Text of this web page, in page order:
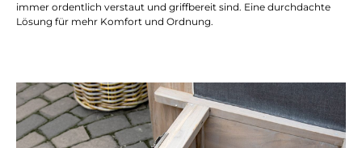
immer ordentlich verstaut und griffbereit sind. Eine durchdachte
Lösung für mehr Komfort und Ordnung.